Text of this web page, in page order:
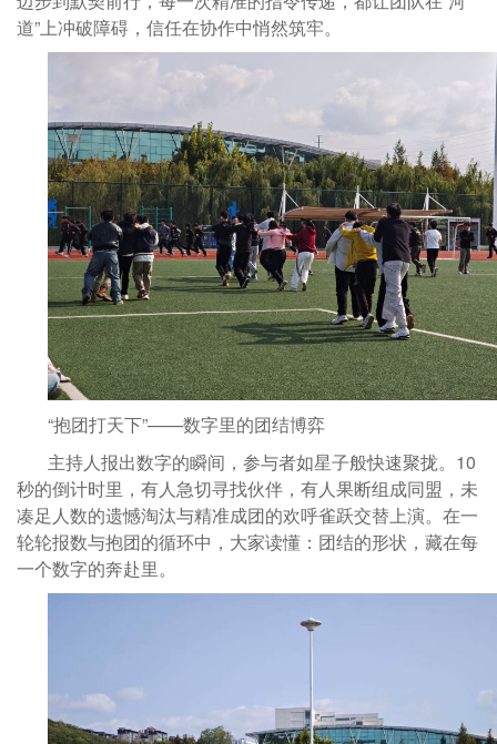
道”上冲破障碍，信任在协作中悄然筑牢。
“抱团打天下”——数字里的团结博弈
主持人报出数字的瞬间，参与者如星子般快速聚拢。10
秒的倒计时里，有人急切寻找伙伴，有人果断组成同盟，未
凑足人数的遗憾淘汰与精准成团的欢呼雀跃交替上演。在一
轮轮报数与抱团的循环中，大家读懂：团结的形状，藏在每
一个数字的奔赴里。